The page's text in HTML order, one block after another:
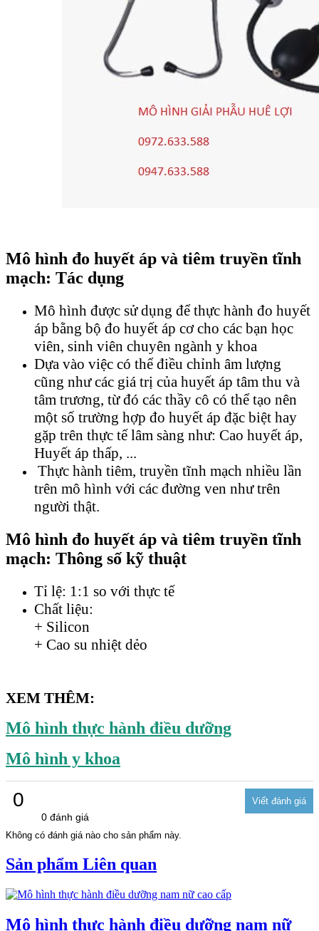
Mô hình đo huyết áp và tiêm truyền tĩnh
mạch: Tác dụng
Mô hình được sử dụng để thực hành đo huyết
áp bằng bộ đo huyết áp cơ cho các bạn học
viên, sinh viên chuyên ngành y khoa
Dựa vào việc có thể điều chỉnh âm lượng
cũng như các giá trị của huyết áp tâm thu và
tâm trương, từ đó các thầy cô có thể tạo nên
một số trường hợp đo huyết áp đặc biệt hay
gặp trên thực tế lâm sàng như: Cao huyết áp,
Huyết áp thấp, ...
Thực hành tiêm, truyền tĩnh mạch nhiều lần
trên mô hình với các đường ven như trên
người thật.
Mô hình đo huyết áp và tiêm truyền tĩnh
mạch: Thông số kỹ thuật
Tỉ lệ: 1:1 so với thực tế
Chất liệu:
+ Silicon
+ Cao su nhiệt dẻo
XEM THÊM:
Mô hình thực hành điều dưỡng
Mô hình y khoa
0
0 đánh giá
Không có đánh giá nào cho sản phẩm này.
Sản phẩm Liên quan
Mô hình thực hành điều dưỡng nam nữ